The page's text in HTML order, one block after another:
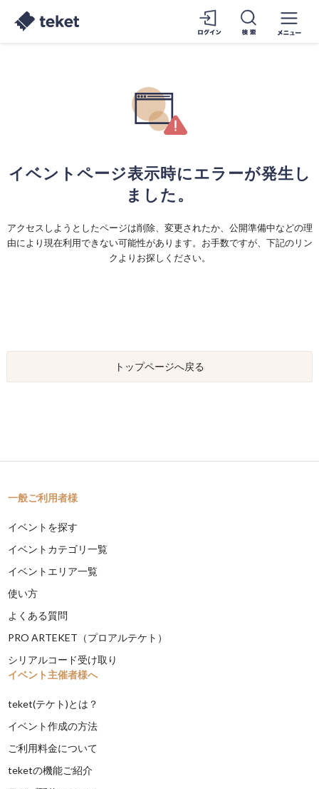
イベントページ表示時にエラーが発生し
ました。
アクセスしようとしたページは削除、変更されたか、公開準備中などの理
由により現在利用できない可能性があります。お手数ですが、下記のリン
クよりお探しください。
トップページへ戻る
一般ご利用者様
イベントを探す
イベントカテゴリ一覧
イベントエリア一覧
使い方
よくある質問
PRO ARTEKET（プロアルテケト）
シリアルコード受け取り
イベント主催者様へ
teket(テケト)とは？
イベント作成の方法
ご利用料金について
teketの機能ご紹介